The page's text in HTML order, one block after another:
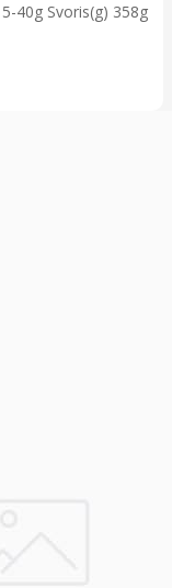
40g Svoris(g) 358g